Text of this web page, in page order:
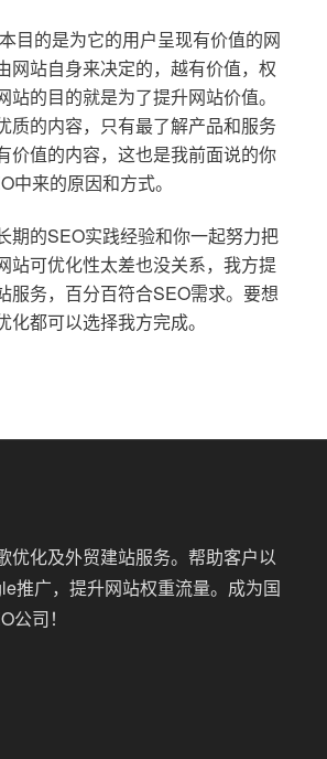
目的是为它的用户呈现有价值的网
网站自身来决定的，越有价值，权
站的目的就是为了提升网站价值。
质的内容，只有最了解产品和服务
价值的内容，这也是我前面说的你
中来的原因和方式。
期的SEO实践经验和你一起努力把
站可优化性太差也没关系，我方提
服务，百分百符合SEO需求。要想
化都可以选择我方完成。
优化及外贸建站服务。帮助客户以
推广，提升网站权重流量。成为国
公司！